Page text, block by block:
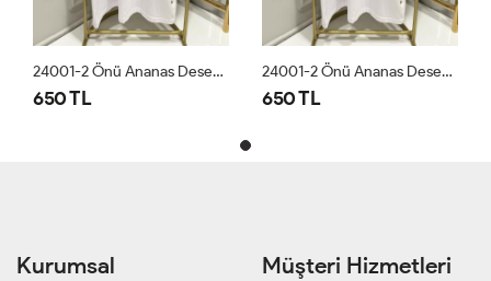
24001-2 Önü Ananas Desen Bluz Beyaz
650 TL
24001-2 Önü Ananas Desen Bluz Beyaz
650 TL
Kurumsal Müşteri Hizmetleri